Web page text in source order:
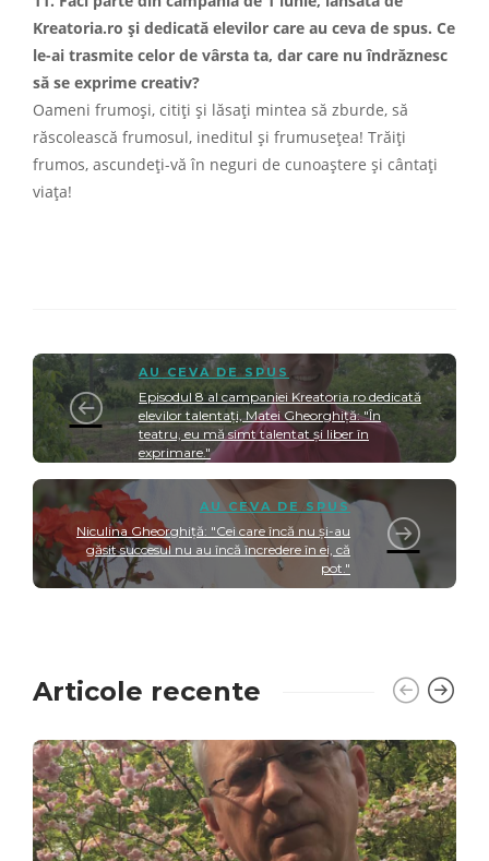
Kreatoria.ro și dedicată elevilor care au ceva de spus. Ce
le-ai trasmite celor de vârsta ta, dar care nu îndrăznesc
să se exprime creativ?
Oameni frumoși, citiți și lăsați mintea să zburde, să
răscolească frumosul, ineditul și frumusețea! Trăiți
frumos, ascundeți-vă în neguri de cunoaștere și cântați
viața!
AU CEVA DE SPUS
Episodul 8 al campaniei Kreatoria.ro dedicată
elevilor talentați, Matei Gheorghiță: "În
teatru, eu mă simt talentat și liber în
exprimare."
AU CEVA DE SPUS
Niculina Gheorghiță: "Cei care încă nu și-au
găsit succesul nu au încă încredere în ei, că
pot."
Articole recente